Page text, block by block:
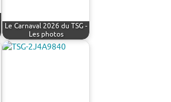
Le Carnaval 2026 du TSG -
Les photos